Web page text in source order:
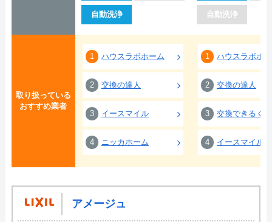
自動洗浄 自動洗浄
取り扱っている
おすすめ業者
1 ハウスラボホーム
2 交換の達人
3 イースマイル
4 ニッカホーム
1 ハウスラボホ
2 交換の達人
3 交換できるくん
4 イースマイル
アメージュ